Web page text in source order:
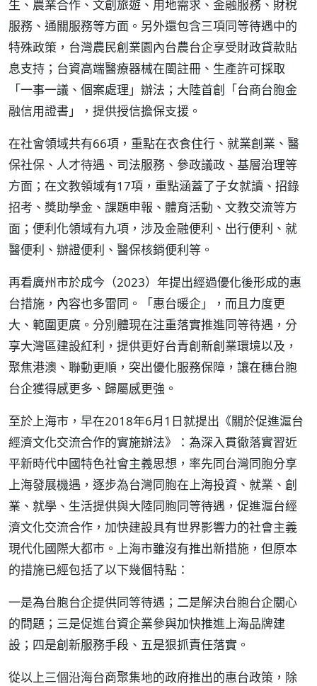
生、農業合作、文創旅遊、用地需求、金融服務、財稅
服務、通關服務等方面。另外還包含三項同等待遇中的
特殊政策，台灣農民創業園內台農台企享受財政貸款貼
息支持；台資高端醫療器械在閩註冊、生產許可採取
「一事一議、個案處理」辦法；大陸首創「台商台胞金
融信用證書」，提供授信擔保支援。
在社會領域共有66項，重點在衣食住行、就業創業、醫
保社保、人才待遇、司法服務、參政議政、基層治理等
方面；在文教領域有17項，重點涵蓋了子女就讀、招錄
招考、獎助學金、課題申報、體育活動、文教交流等方
面；便利化領域有九項，涉及金融便利、出行便利、就
醫便利、辦證便利、醫保核銷便利等。
再看廣州市於成今（2023）年提出經過優化後形成的惠
台措施，內容也多雷同。「惠台暖企」，而且力度更
大、範圍更廣。分別體現在注重落實推進同等待遇，分
享大灣區建設紅利，提供更好台青創新創業環境以及，
聚焦港澳、聯動更順，突出優化服務保障，讓在穗台胞
台企獲得感更多、歸屬感更強。
至於上海市，早在2018年6月1日就提出《關於促進滬台
經濟文化交流合作的實施辦法》：為深入貫徹落實習近
平新時代中國特色社會主義思想，率先同台灣同胞分享
上海發展機遇，逐步為台灣同胞在上海投資、就業、創
業、就學、生活提供與大陸同胞同等待遇，促進滬台經
濟文化交流合作，加快建設具有世界影響力的社會主義
現代化國際大都市。上海市雖沒有推出新措施，但原本
的措施已經包括了以下幾個特點：
一是為台胞台企提供同等待遇；二是解決台胞台企關心
的問題；三是促進台資企業參與加快推進上海品牌建
設；四是創新服務手段、五是狠抓責任落實。
從以上三個沿海台商聚集地的政府推出的惠台政策，除